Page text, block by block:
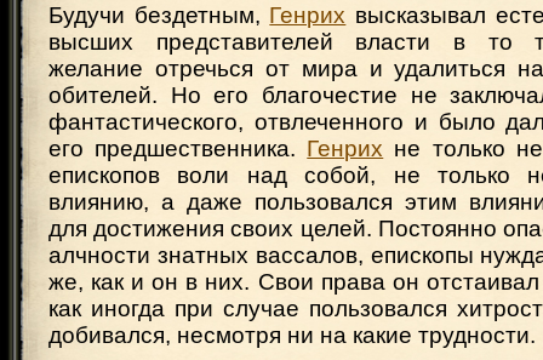
Будучи бездетным, Генрих высказывал
высших представителей власти в то
желание отречься от мира и удалиться
обителей. Но его благочестие не
фантастического, отвлеченного и было
его предшественника. Генрих не только
епископов воли над собой, не только
влиянию, а даже пользовался этим
для достижения своих целей. Постоянно
алчности знатных вассалов, епископы
же, как и он в них. Свои права он
как иногда при случае пользовался
добивался, несмотря ни на какие трудности.